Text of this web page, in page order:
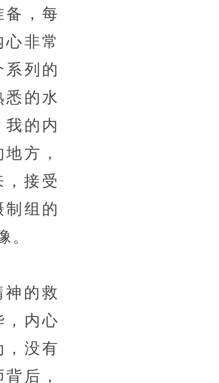
，每
非常
列的
的水
的内
方，
接受
组的
的救
内心
没有
后，